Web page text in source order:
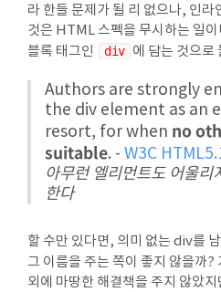
라 한들 문제가 될 리 없으나, 인라
것은 HTML 스펙을 무시하는 일이
블록 태그인
div 에 담는 것으로
Authors are strongly
the div element as an
resort, for when no
suitable. - W3C
아무런 엘리먼트도 어울리
한다
할 수만 있다면, 의미 없는 div를
그 이름을 주는 쪽이 좋지 않을까
외에 마땅한 해결책을 주지 않았